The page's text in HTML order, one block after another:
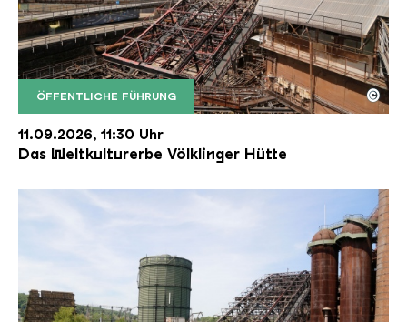
ÖFFENTLICHE FÜHRUNG
Der Erzschrägaufzug der Völklinger Hütte mit
Copyright: Weltkulturerbe Völklinger Hütte | Karl
©
11.09.2026, 11:30 Uhr
Das Weltkulturerbe Völklinger Hütte